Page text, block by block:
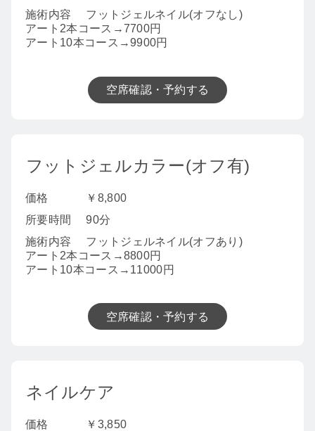
施術内容
フットジェルネイル(オフなし)
アート2本コース→7700円
アート10本コース→9900円
空席確認・予約する
フットジェルカラー(オフ有)
価格
￥8,800
所要時間
90分
施術内容
フットジェルネイル(オフあり)
アート2本コース→8800円
アート10本コース→11000円
空席確認・予約する
ネイルケア
価格
￥3,850